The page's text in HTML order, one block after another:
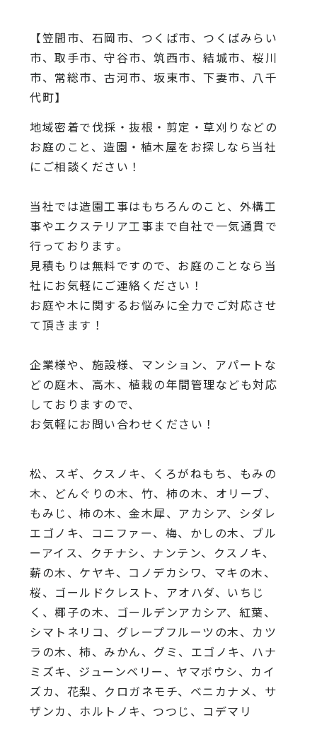
【笠間市、石岡市、つくば市、つくばみらい
市、取手市、守谷市、筑西市、結城市、桜川
市、常総市、古河市、坂東市、下妻市、八千
代町】
地域密着で伐採・抜根・剪定・草刈りなどの
お庭のこと、造園・ 植木屋をお探しなら当社
にご相談ください！
当社では造園工事はもちろんのこと、 外構工
事やエクステリア工事まで自社で一気通貫で
行っております。
見積もりは無料ですので、 お庭のことなら当
社にお気軽にご連絡ください！
お庭や木に関するお悩みに全力でご対応させ
て頂きます！
企業様や、施設様、マンション、アパートな
どの庭木、高木、植栽の年間管理なども対応
しておりますので、
お気軽にお問い合わせください！
松、スギ、クスノキ、くろがねもち、もみの
木、どんぐりの木、 竹、柿の木、オリーブ、
もみじ、柿の木、金木犀、アカシア、 シダレ
エゴノキ、コニファー、梅、かしの木、ブル
ーアイス、 クチナシ、ナンテン、クスノキ、
薪の木、ケヤキ、コノデカシワ、マキの木、
桜、 ゴールドクレスト、アオハダ、いちじ
く、椰子の木、 ゴールデンアカシア、紅葉、
シマトネリコ、 グレープフルーツの木、カツ
ラの木、柿、みかん、グミ、 エゴノキ、ハナ
ミズキ、ジューンベリー、ヤマボウシ、カイ
ズカ、 花梨、クロガネモチ、ベニカナメ、サ
ザンカ、ホルトノキ、 つつじ、コデマリ